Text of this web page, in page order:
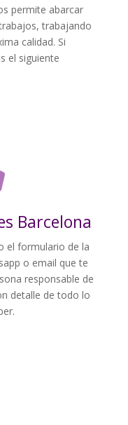
permite abarcar
trabajando
calidad. Si
el siguiente
Barcelona
el formulario de la
o email que te
responsable de
detalle de todo lo